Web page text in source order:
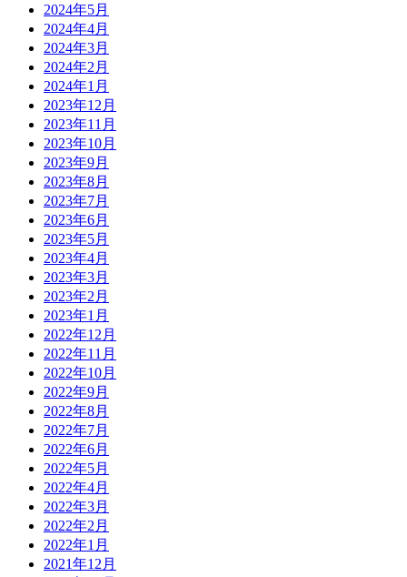
2024年5月
2024年4月
2024年3月
2024年2月
2024年1月
2023年12月
2023年11月
2023年10月
2023年9月
2023年8月
2023年7月
2023年6月
2023年5月
2023年4月
2023年3月
2023年2月
2023年1月
2022年12月
2022年11月
2022年10月
2022年9月
2022年8月
2022年7月
2022年6月
2022年5月
2022年4月
2022年3月
2022年2月
2022年1月
2021年12月